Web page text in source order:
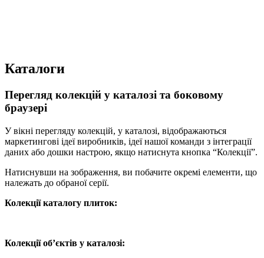
Каталоги
Перегляд колекцій у каталозі та боковому
браузері
У вікні перегляду колекцій, у каталозі, відображаються
маркетингові ідеї виробників, ідеї нашої команди з інтеграції
даних або дошки настрою, якщо натиснута кнопка “Колекції”.
Натиснувши на зображення, ви побачите окремі елементи, що
належать до обраної серії.
Колекції каталогу плиток:
Колекції об’єктів у каталозі: